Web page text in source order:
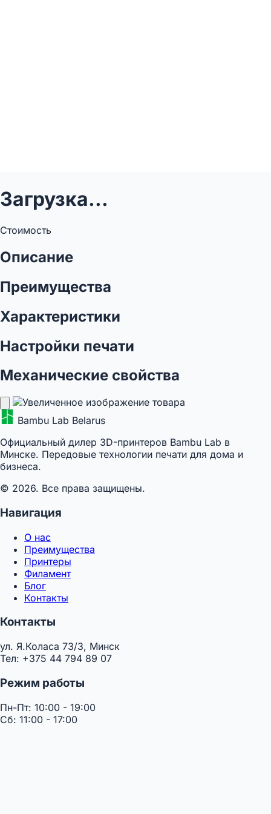
Загрузка...
Стоимость
Описание
Преимущества
Характеристики
Настройки печати
Механические свойства
Bambu Lab Belarus
Официальный дилер 3D-принтеров Bambu Lab в
Минске. Передовые технологии печати для дома и
бизнеса.
© 2026. Все права защищены.
Навигация
О нас
Преимущества
Принтеры
Филамент
Блог
Контакты
Контакты
ул. Я.Коласа 73/3, Минск
Тел: +375 44 794 89 07
Режим работы
Пн-Пт: 10:00 - 19:00
Сб: 11:00 - 17:00